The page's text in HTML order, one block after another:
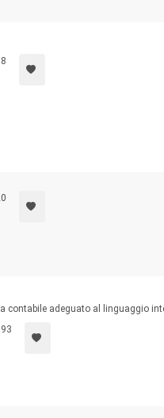
contabile adeguato al linguaggio